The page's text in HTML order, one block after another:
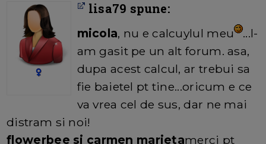
lisa79 spune:
micola, nu e calcuylul meu
...l-
am gasit pe un alt forum. asa,
dupa acest calcul, ar trebui sa
fie baietel pt tine...oricum e ce
va vrea cel de sus, dar ne mai
distram si noi!
flowerbee si carmen marietamerci pt